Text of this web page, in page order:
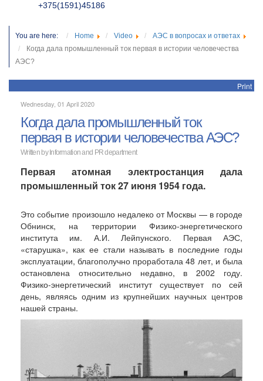
+375(1591)45186
You are here: Home Video
АЭС в вопросах и ответах
Когда дала промышленный ток первая в истории человечества
АЭС?
Print
Wednesday, 01 April 2020
Когда дала промышленный ток
первая в истории человечества АЭС?
Written by Information and PR department
Первая атомная электростанция дала
промышленный ток 27 июня 1954 года.
Это событие произошло недалеко от Москвы — в городе
Обнинск, на территории Физико-энергетического
института им. А.И. Лейпунского. Первая АЭС,
«старушка», как ее стали называть в последние годы
эксплуатации, благополучно проработала 48 лет, и была
остановлена относительно недавно, в 2002 году.
Физико-энергетический институт существует по сей
день, являясь одним из крупнейших научных центров
нашей страны.